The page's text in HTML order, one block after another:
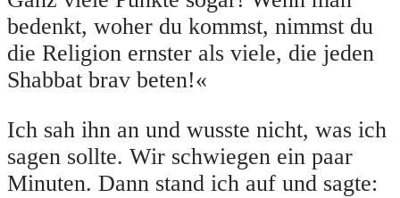
bedenkt, woher du kommst, nimmst du
die Religion ernster als viele, die jeden
Shabbat brav beten!«
Ich sah ihn an und wusste nicht, was ich
sagen sollte. Wir schwiegen ein paar
Minuten. Dann stand ich auf und sagte: